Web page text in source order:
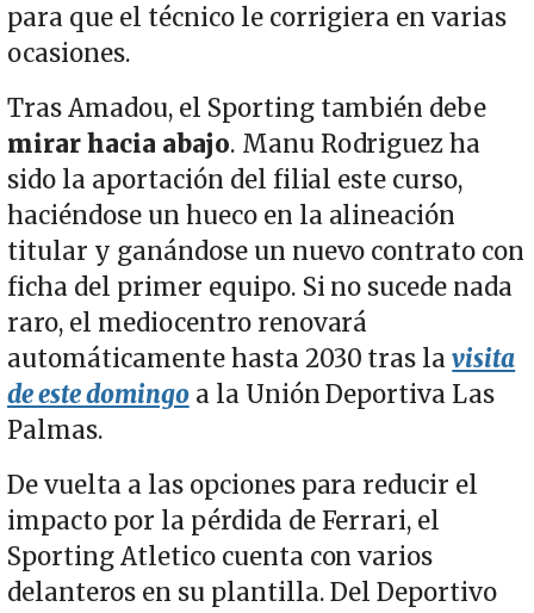
para que el técnico le corrigiera en varias
ocasiones.
Tras Amadou, el Sporting también debe
mirar hacia abajo. Manu Rodriguez ha
sido la aportación del filial este curso,
haciéndose un hueco en la alineación
titular y ganándose un nuevo contrato con
ficha del primer equipo. Si no sucede nada
raro, el mediocentro renovará
automáticamente hasta 2030 tras lavisita
de este domingoa la Unión Deportiva Las
Palmas.
De vuelta a las opciones para reducir el
impacto por la pérdida de Ferrari, el
Sporting Atletico cuenta con varios
delanteros en su plantilla. Del Deportivo